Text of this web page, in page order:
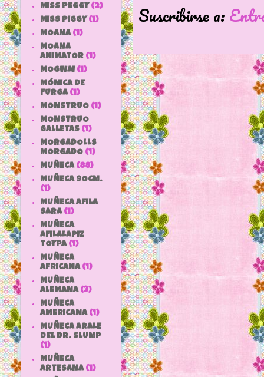
Suscribirse a:
MISS PEGGY (2)
MISS PIGGY (1)
MOANA (1)
MOANA
ANIMATOR (1)
MOGWAI (1)
MÓNICA DE
FURGA (1)
MONSTRUO (1)
MONSTRUO
GALLETAS (1)
MORGADOLLS
MORGADO (1)
MUÑECA (88)
MUÑECA 9OCM.
(1)
MUÑECA AFILA
SARA (1)
MUÑECA
AFILALAPIZ
TOYPA (1)
MUÑECA
AFRICANA (1)
MUÑECA
ALEMANA (3)
MUÑECA
AMERICANA (1)
MUÑECA ARALE
DEL DR. SLUMP
(1)
MUÑECA
ARTESANA (1)